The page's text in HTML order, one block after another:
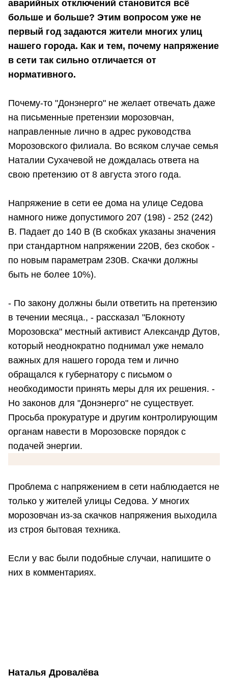
аварийных отключений становится всё
больше и больше? Этим вопросом уже не
первый год задаются жители многих улиц
нашего города. Как и тем, почему напряжение
в сети так сильно отличается от
нормативного.
Почему-то "Донэнерго" не желает отвечать даже
на письменные претензии морозовчан,
направленные лично в адрес руководства
Морозовского филиала. Во всяком случае семья
Наталии Сухачевой не дождалась ответа на
свою претензию от 8 августа этого года.
Напряжение в сети ее дома на улице Седова
намного ниже допустимого 207 (198) - 252 (242)
В. Падает до 140 В (В скобках указаны значения
при стандартном напряжении 220В, без скобок -
по новым параметрам 230В. Скачки должны
быть не более 10%).
- По закону должны были ответить на претензию
в течении месяца., - рассказал "Блокноту
Морозовска" местный активист Александр Дутов,
который неоднократно поднимал уже немало
важных для нашего города тем и лично
обращался к губернатору с письмом о
необходимости принять меры для их решения. -
Но законов для "Донэнерго" не существует.
Просьба прокуратуре и другим контролирующим
органам навести в Морозовске порядок с
подачей энергии.
Проблема с напряжением в сети наблюдается не
только у жителей улицы Седова. У многих
морозовчан из-за скачков напряжения выходила
из строя бытовая техника.
Если у вас были подобные случаи, напишите о
них в комментариях.
Наталья Дровалёва